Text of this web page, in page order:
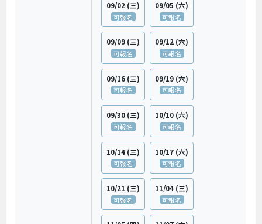
09/02 (三)
可報名
09/05 (六)
可報名
09/09 (三)
可報名
09/12 (六)
可報名
09/16 (三)
可報名
09/19 (六)
可報名
09/30 (三)
可報名
10/10 (六)
可報名
10/14 (三)
可報名
10/17 (六)
可報名
10/21 (三)
可報名
11/04 (三)
可報名